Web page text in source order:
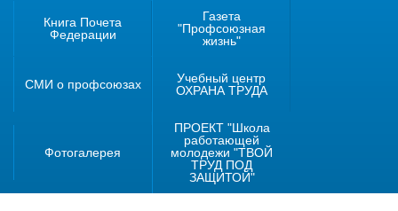
Книга Почета
Федерации
Газета
"Профсоюзная
жизнь"
СМИ о профсоюзах
Учебный центр
ОХРАНА ТРУДА
Фотогалерея
ПРОЕКТ "Школа
работающей
молодежи "ТВОЙ
ТРУД ПОД
ЗАЩИТОЙ"